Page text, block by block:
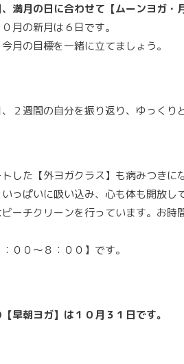
満月の日に合わせて【ムーンヨガ・
月の新月は６日です。
月の目標を一緒に立てましょう。
２週間の自分を振り返り、ゆっくり
した【外ヨガクラス】も病みつきに
っぱいに吸い込み、心も体も開放し
ビーチクリーンを行っています。お
００～８：００】です。
早朝ヨガ】は１０月３１日です。